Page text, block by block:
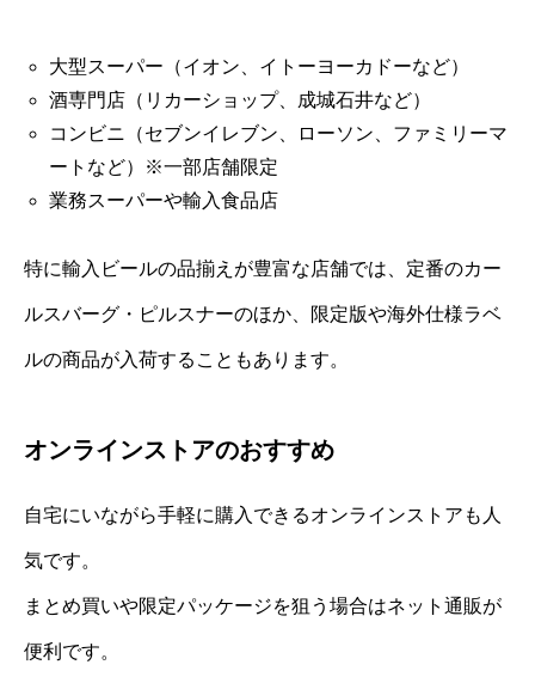
大型スーパー（イオン、イトーヨーカドーなど）
酒専門店（リカーショップ、成城石井など）
コンビニ（セブンイレブン、ローソン、ファミリーマ
ートなど）※一部店舗限定
業務スーパーや輸入食品店
特に輸入ビールの品揃えが豊富な店舗では、定番のカー
ルスバーグ・ピルスナーのほか、限定版や海外仕様ラベ
ルの商品が入荷することもあります。
オンラインストアのおすすめ
自宅にいながら手軽に購入できるオンラインストアも人
気です。
まとめ買いや限定パッケージを狙う場合はネット通販が
便利です。